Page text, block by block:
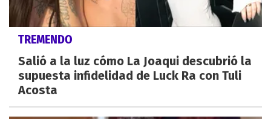
TREMENDO
Salió a la luz cómo La Joaqui descubrió la
supuesta infidelidad de Luck Ra con Tuli
Acosta